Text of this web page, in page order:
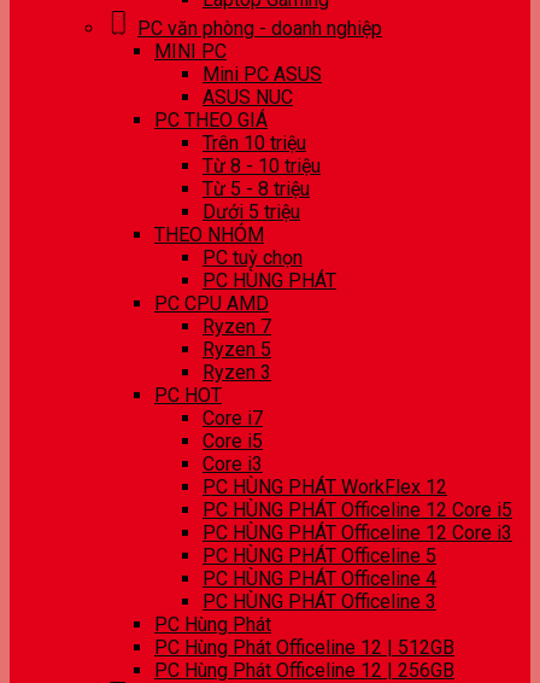
PC văn phòng - doanh nghiệp
MINI PC
Mini PC ASUS
ASUS NUC
PC THEO GIÁ
Trên 10 triệu
Từ 8 - 10 triệu
Từ 5 - 8 triệu
Dưới 5 triệu
THEO NHÓM
PC tuỳ chọn
PC HÙNG PHÁT
PC CPU AMD
Ryzen 7
Ryzen 5
Ryzen 3
PC HOT
Core i7
Core i5
Core i3
PC HÙNG PHÁT WorkFlex 12
PC HÙNG PHÁT Officeline 12 Core i5
PC HÙNG PHÁT Officeline 12 Core i3
PC HÙNG PHÁT Officeline 5
PC HÙNG PHÁT Officeline 4
PC HÙNG PHÁT Officeline 3
PC Hùng Phát
PC Hùng Phát Officeline 12 | 512GB
PC Hùng Phát Officeline 12 | 256GB